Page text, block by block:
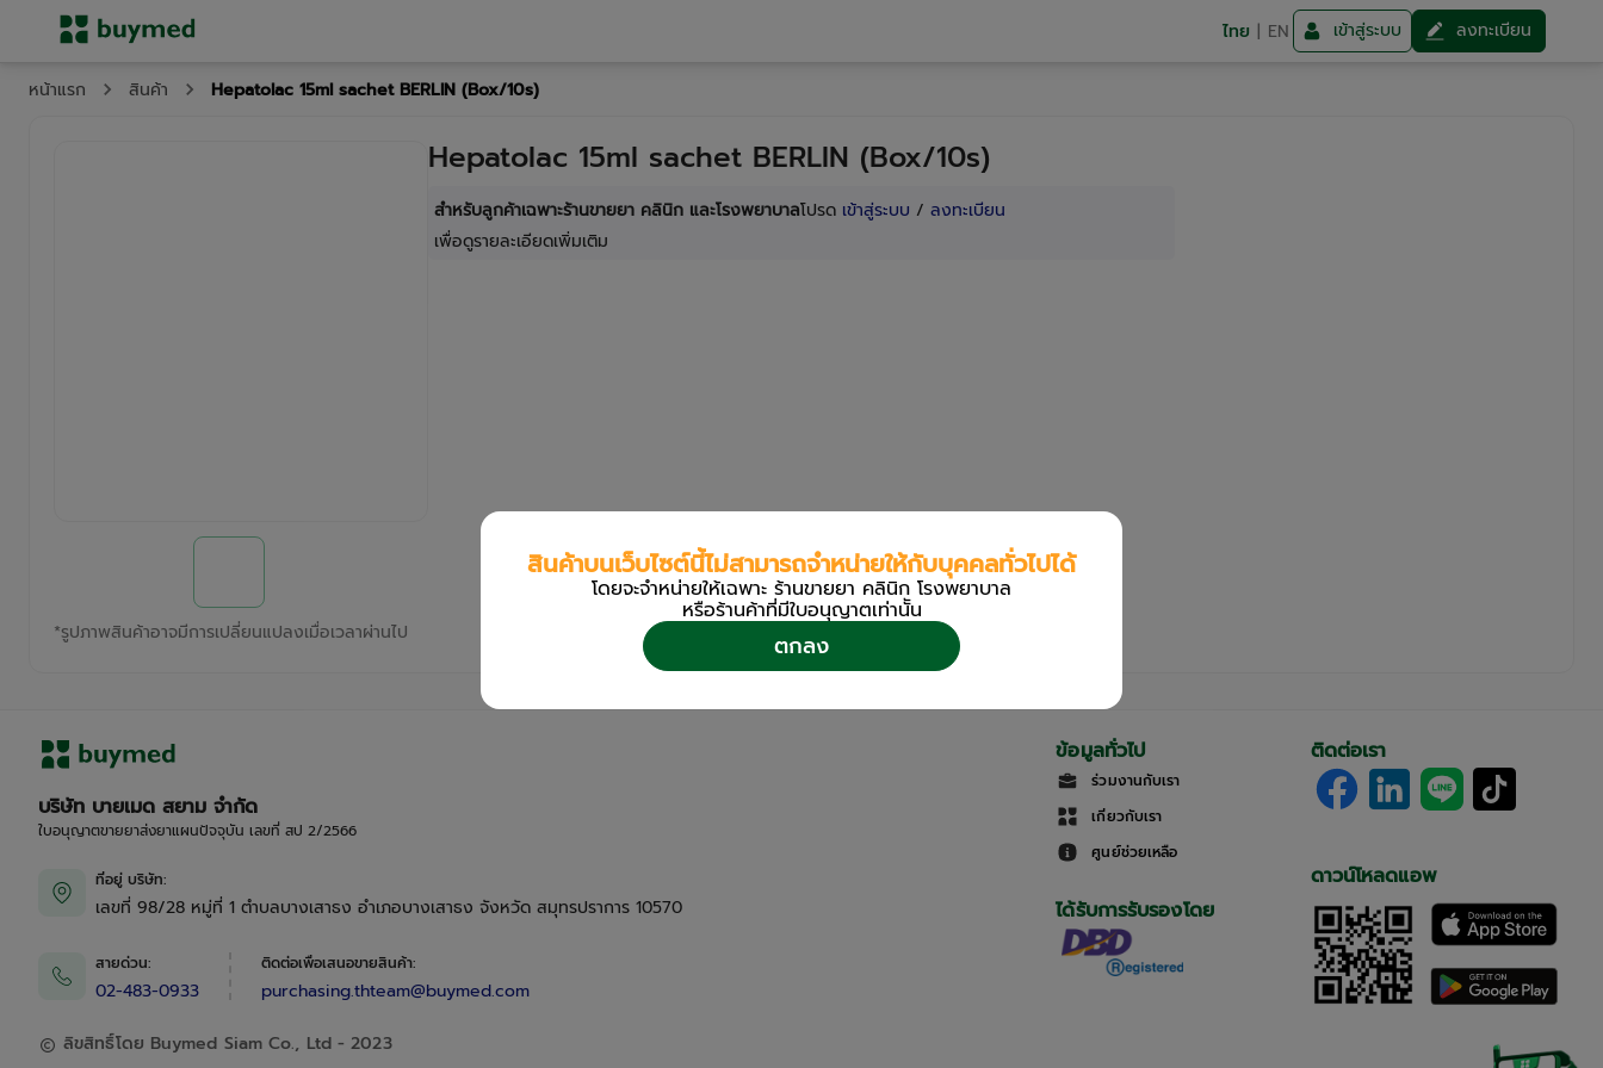
ไทย | EN เข้าสู่ระบบ ลงทะเบียน
หน้าแรก สินค้า Hepatolac 15ml sachet BERLIN (Box/10s)
*รูปภาพสินค้าอาจมีการเปลี่ยนแปลงเมื่อเวลาผ่านไป
Hepatolac 15ml sachet BERLIN (Box/10s)
สำหรับลูกค้าเฉพาะร้านขายยา คลินิก และโรงพยาบาลโปรด เข้าสู่ระบบ / ลงทะเบียน
เพื่อดูรายละเอียดเพิ่มเติม
บริษัท บายเมด สยาม จำกัด
ใบอนุญาตขายยาส่งยาแผนปัจจุบัน เลขที่ สป 2/2566
ที่อยู่ บริษัท:
เลขที่ 98/28 หมู่ที่ 1 ตำบลบางเสาธง อำเภอบางเสาธง จังหวัด สมุทรปราการ 10570
สายด่วน:
02-483-0933
ติดต่อเพื่อเสนอขายสินค้า:
purchasing.thteam@buymed.com
ลิขสิทธิ์โดย Buymed Siam Co., Ltd - 2023
ข้อมูลทั่วไป
ร่วมงานกับเรา
เกี่ยวกับเรา
ศูนย์ช่วยเหลือ
ได้รับการรับรองโดย
ติดต่อเรา
ดาวน์โหลดแอพ
สินค้าบนเว็บไซต์นี้ไม่สามารถจำหน่ายให้กับบุคคลทั่วไปได้
โดยจะจำหน่ายให้เฉพาะ ร้านขายยา คลินิก โรงพยาบาล
หรือร้านค้าที่มีใบอนุญาตเท่านััน
ตกลง